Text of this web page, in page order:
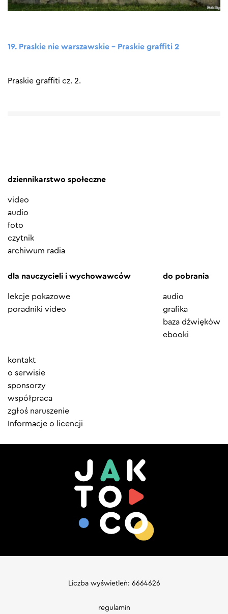
19. Praskie nie warszawskie – Praskie graffiti 2
Praskie graffiti cz. 2.
dziennikarstwo społeczne
video
audio
foto
czytnik
archiwum radia
dla nauczycieli i wychowawców
lekcje pokazowe
poradniki video
do pobrania
audio
grafika
baza dźwięków
ebooki
Element
menu
kontakt
o serwisie
sponsorzy
współpraca
zgłoś naruszenie
Informacje o licencji
Liczba wyświetleń: 6664626
regulamin